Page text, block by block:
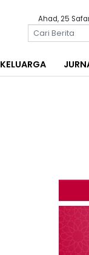
Ahad, 25
KELUARGA